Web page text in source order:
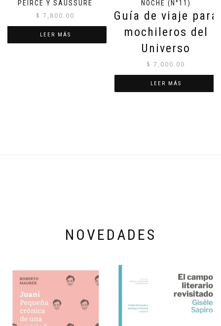
PEIRCE Y SAUSSURE
$ 7,800.00
LEER MÁS
NOCHE (N°11)
Guía de viaje para
mochileros del
Universo
$ 7,000.00
LEER MÁS
NOVEDADES